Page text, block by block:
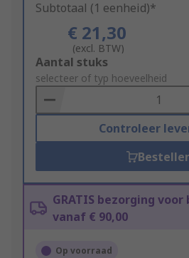
Subtotaal (1 eenheid)*
€ 21,30
(excl. BTW)
Add
to
Basket
Aantal stuks
selecteer of typ hoeveelheid
Controleer
GRATIS bezorging
vanaf € 90,00
Op voorraad